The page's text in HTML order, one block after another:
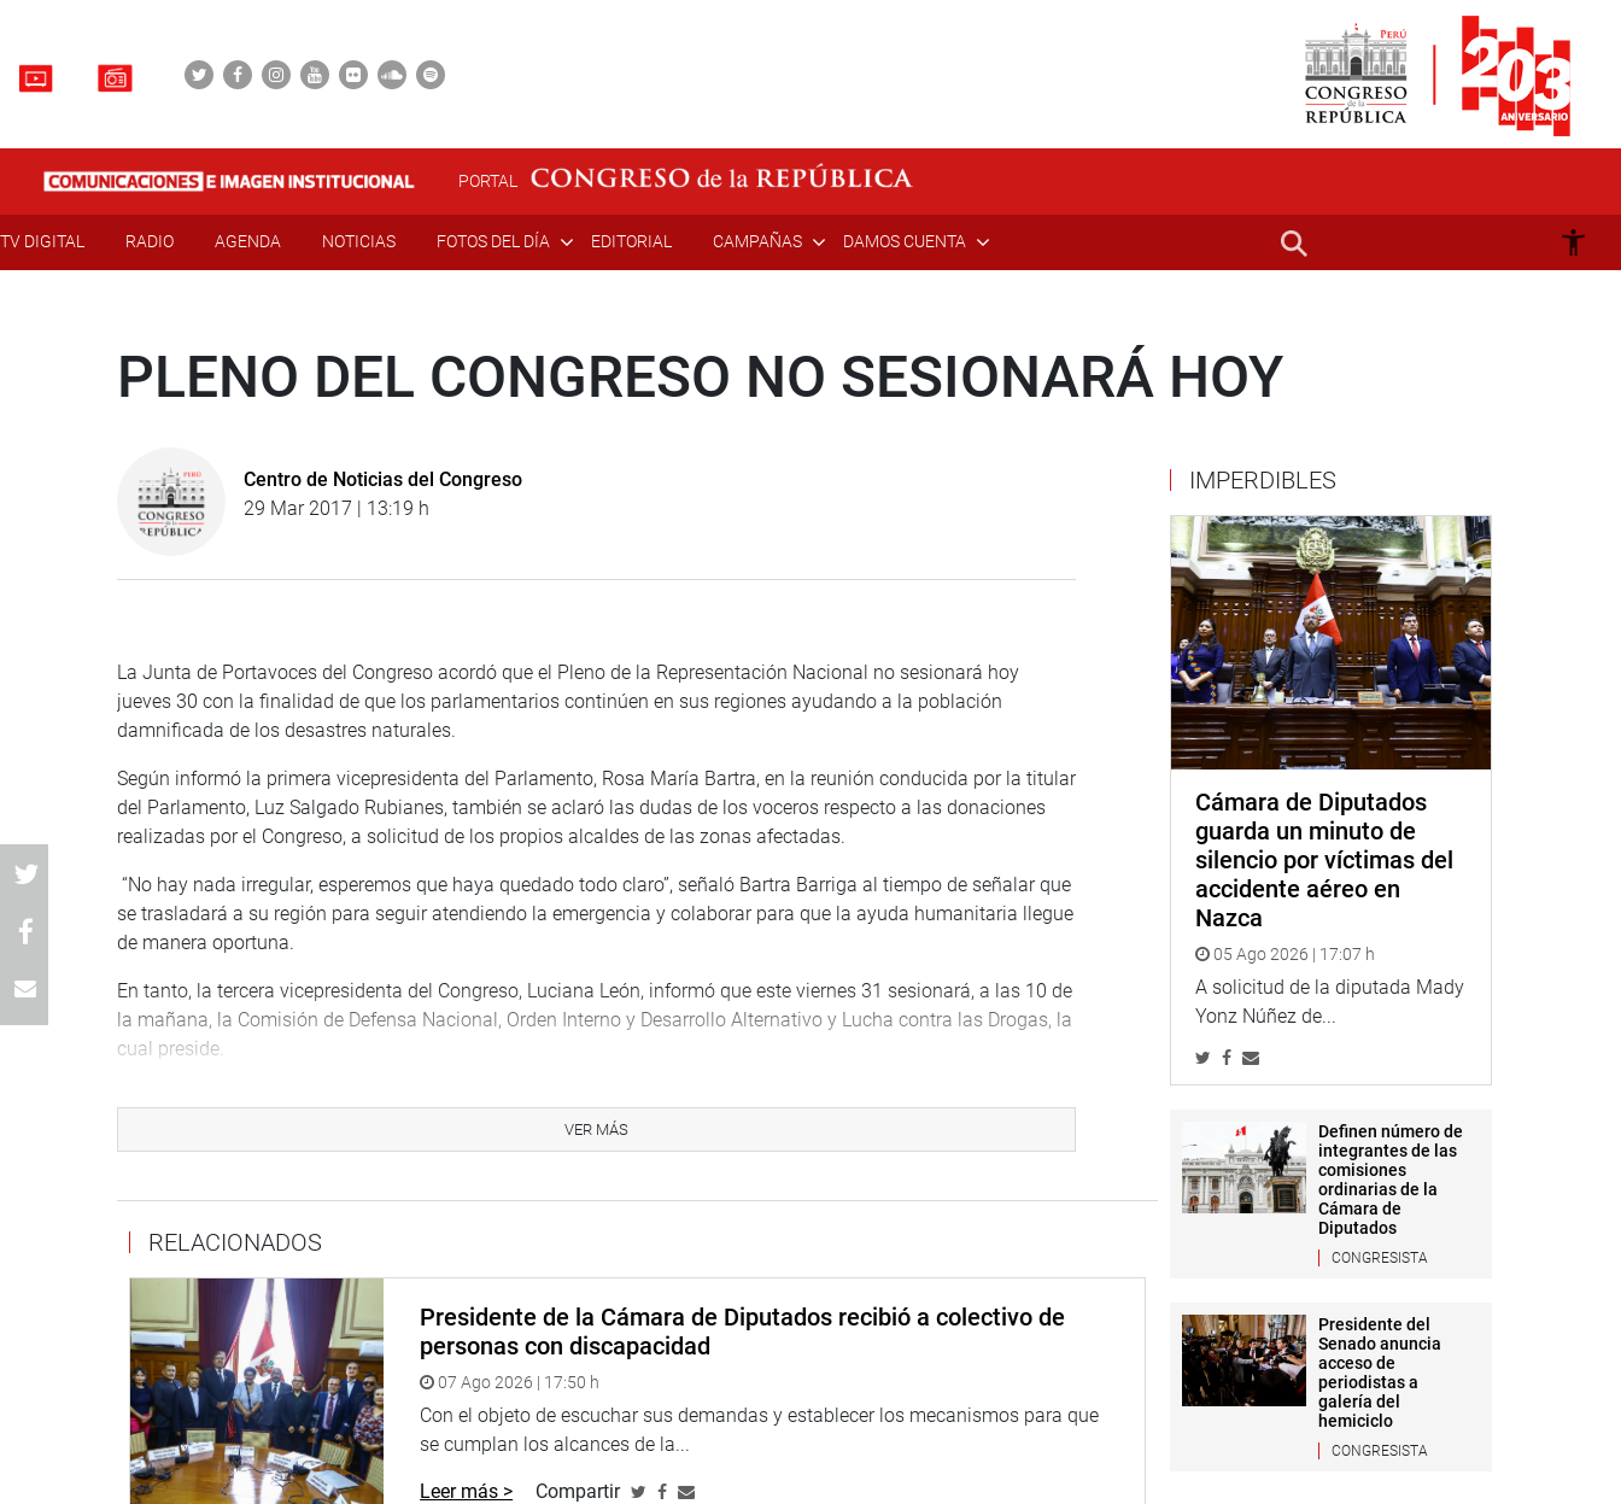
PORTAL
TV DIGITAL RADIO AGENDA NOTICIAS FOTOS DEL DÍA EDITORIAL CAMPAÑAS DAMOS CUENTA
PLENO DEL CONGRESO NO SESIONARÁ HOY
Centro de Noticias del Congreso
29 Mar 2017 | 13:19 h
La Junta de Portavoces del Congreso acordó que el Pleno de la Representación Nacional no sesionará hoy
jueves 30 con la finalidad de que los parlamentarios continúen en sus regiones ayudando a la población
damnificada de los desastres naturales.
Según informó la primera vicepresidenta del Parlamento, Rosa María Bartra, en la reunión conducida por la titular
del Parlamento, Luz Salgado Rubianes, también se aclaró las dudas de los voceros respecto a las donaciones
realizadas por el Congreso, a solicitud de los propios alcaldes de las zonas afectadas.
“No hay nada irregular, esperemos que haya quedado todo claro”, señaló Bartra Barriga al tiempo de señalar que
se trasladará a su región para seguir atendiendo la emergencia y colaborar para que la ayuda humanitaria llegue
de manera oportuna.
En tanto, la tercera vicepresidenta del Congreso, Luciana León, informó que este viernes 31 sesionará, a las 10 de
la mañana, la Comisión de Defensa Nacional, Orden Interno y Desarrollo Alternativo y Lucha contra las Drogas, la
cual preside.
compras y ascensos militares durante su gestión, así como sobre una presunta injerencia política en
operaciones policiales en el Valle de los Ríos Apurímac, Ene y Mantaro (Vraem).
Así mismo, también sesionará este viernes la Comisión investigadora del denominado caso “Lava Jato”,
que preside el congresista Víctor Albrecht (FP). Las actividades legislativas continuarán el lunes 3 abril.
PRENSA-CONGRESO
PRENSA-CONGRESO
VER MÁS
RELACIONADOS
Presidente de la Cámara de Diputados recibió a colectivo de
personas con discapacidad
07 Ago 2026 | 17:50 h
Con el objeto de escuchar sus demandas y establecer los mecanismos para que
se cumplan los alcances de la...
Leer más > Compartir
IMPERDIBLES
Cámara de Diputados
guarda un minuto de
silencio por víctimas del
accidente aéreo en
Nazca
05 Ago 2026 | 17:07 h
A solicitud de la diputada Mady
Yonz Núñez de...
Definen número de
integrantes de las
comisiones
ordinarias de la
Cámara de
Diputados
CONGRESISTA
Presidente del
Senado anuncia
acceso de
periodistas a
galería del
hemiciclo
CONGRESISTA